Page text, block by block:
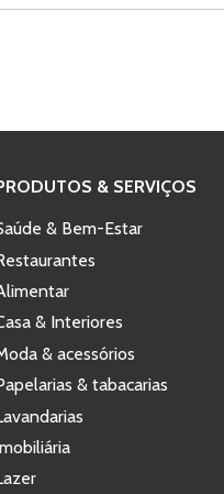
& SERVIÇOS
& Bem-Estar
& Interiores
& acessórios
& tabacarias